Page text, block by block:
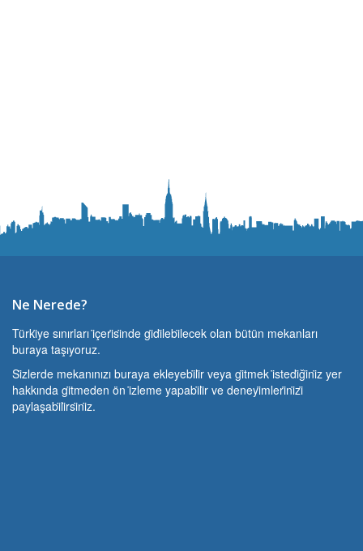
Ne Nerede?
Türki̇ye sınırları i̇çeri̇si̇nde gi̇di̇lebi̇lecek olan bütün mekanları
buraya taşıyoruz.
Si̇zlerde mekanınızı buraya ekleyebi̇li̇r veya gi̇tmek i̇stedi̇ği̇ni̇z yer
hakkında gi̇tmeden ön i̇zleme yapabi̇li̇r ve deneyi̇mleri̇ni̇zi̇
paylaşabi̇li̇rsi̇ni̇z.